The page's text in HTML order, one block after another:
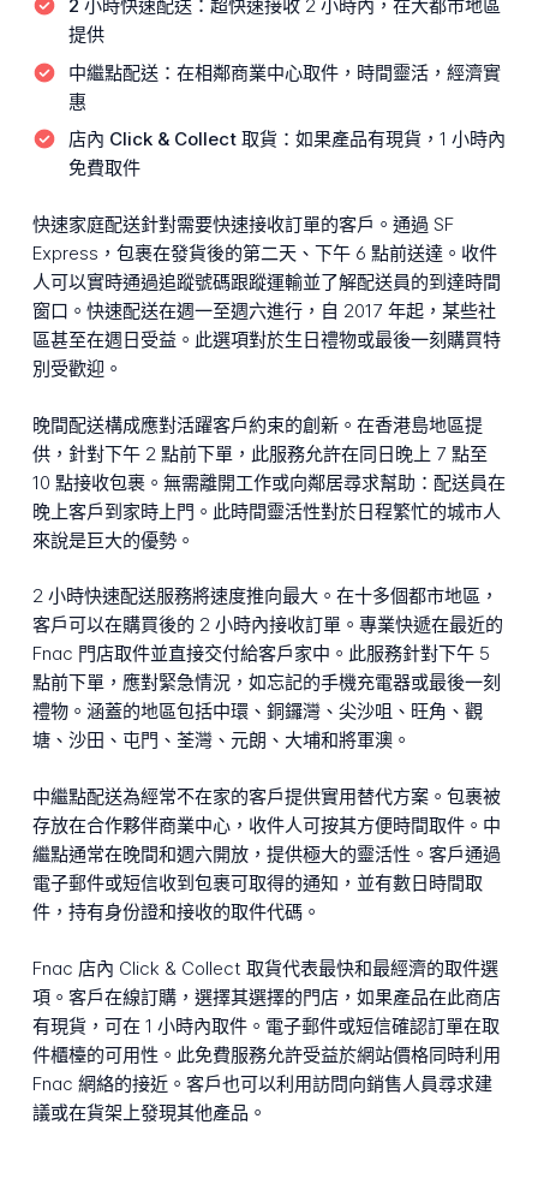
2 小時快速配送： 超快速接收 2 小時內，在大都市地區
提供
中繼點配送： 在相鄰商業中心取件，時間靈活，經濟實
惠
店內 Click & Collect 取貨： 如果產品有現貨，1 小時內
免費取件
快速家庭配送針對需要快速接收訂單的客戶。通過 SF
Express，包裹在發貨後的第二天、下午 6 點前送達。收件
人可以實時通過追蹤號碼跟蹤運輸並了解配送員的到達時間
窗口。快速配送在週一至週六進行，自 2017 年起，某些社
區甚至在週日受益。此選項對於生日禮物或最後一刻購買特
別受歡迎。
晚間配送構成應對活躍客戶約束的創新。在香港島地區提
供，針對下午 2 點前下單，此服務允許在同日晚上 7 點至
10 點接收包裹。無需離開工作或向鄰居尋求幫助：配送員在
晚上客戶到家時上門。此時間靈活性對於日程繁忙的城市人
來說是巨大的優勢。
2 小時快速配送服務將速度推向最大。在十多個都市地區，
客戶可以在購買後的 2 小時內接收訂單。專業快遞在最近的
Fnac 門店取件並直接交付給客戶家中。此服務針對下午 5
點前下單，應對緊急情況，如忘記的手機充電器或最後一刻
禮物。涵蓋的地區包括中環、銅鑼灣、尖沙咀、旺角、觀
塘、沙田、屯門、荃灣、元朗、大埔和將軍澳。
中繼點配送為經常不在家的客戶提供實用替代方案。包裹被
存放在合作夥伴商業中心，收件人可按其方便時間取件。中
繼點通常在晚間和週六開放，提供極大的靈活性。客戶通過
電子郵件或短信收到包裹可取得的通知，並有數日時間取
件，持有身份證和接收的取件代碼。
Fnac 店內 Click & Collect 取貨代表最快和最經濟的取件選
項。客戶在線訂購，選擇其選擇的門店，如果產品在此商店
有現貨，可在 1 小時內取件。電子郵件或短信確認訂單在取
件櫃檯的可用性。此免費服務允許受益於網站價格同時利用
Fnac 網絡的接近。客戶也可以利用訪問向銷售人員尋求建
議或在貨架上發現其他產品。